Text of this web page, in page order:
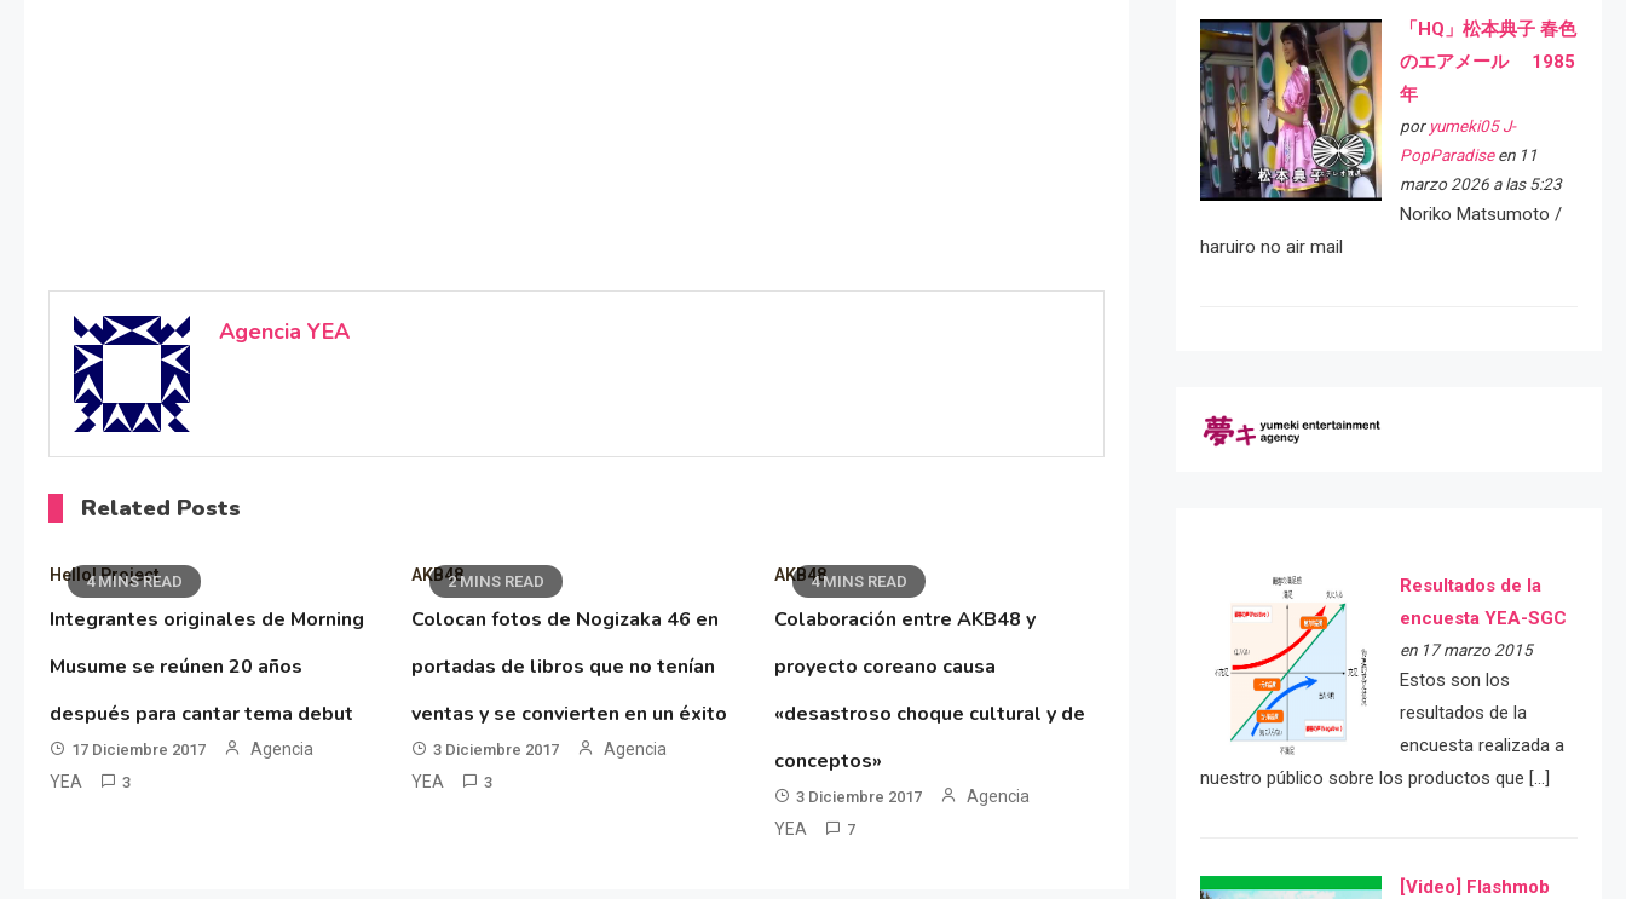
Agencia YEA
Related Posts
4 MINS READ
Hello! Project
Integrantes originales de Morning
Musume se reúnen 20 años
después para cantar tema debut
17 Diciembre 2017
Agencia
YEA
3
2 MINS READ
AKB48
Colocan fotos de Nogizaka 46 en
portadas de libros que no tenían
ventas y se convierten en un éxito
3 Diciembre 2017
Agencia
YEA
3
4 MINS READ
AKB48
Colaboración entre AKB48 y
proyecto coreano causa
«desastroso choque cultural y de
conceptos»
3 Diciembre 2017
Agencia
YEA
7
「HQ」松本典子 春色
のエアメール 1985
年
por yumeki05 J-
PopParadiseen 11
marzo 2026 a las 5:23
Noriko Matsumoto /
haruiro no air mail
Resultados de la
encuesta YEA-SGC
en 17 marzo 2015
Estos son los
resultados de la
encuesta realizada a
nuestro público sobre los productos que […]
[Video] Flashmob